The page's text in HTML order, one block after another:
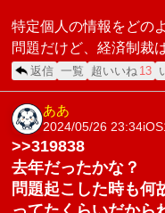
特定個人の情報をどの
問題だけど、経済制裁
返信 一覧 超いいね 13
ああ
2024/05/26 23:34
>>319838
去年だったかな？
問題起こした時も何